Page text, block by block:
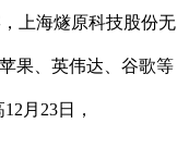
上海燧原科技股份无
果、英伟达、谷歌等
月23日，